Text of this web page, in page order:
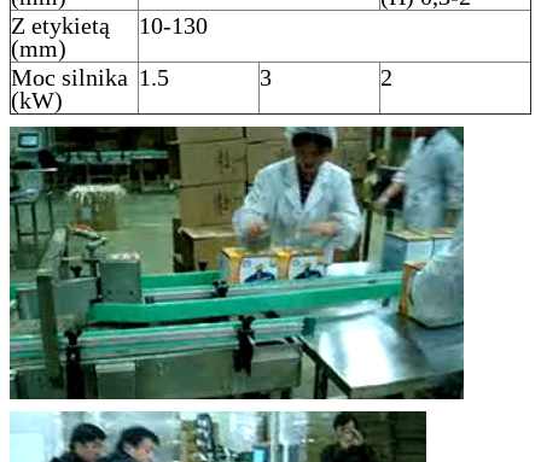
Z etykietą
(mm)
10-130
Moc silnika
(kW)
1.5 3 2